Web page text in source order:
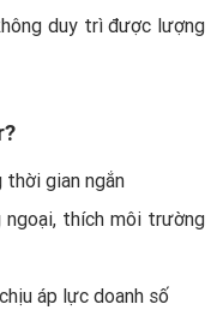
duy trì được lượng
gian ngắn
ngoại, thích môi trường
áp lực doanh số